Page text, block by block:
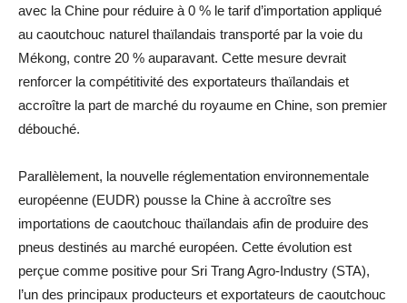
avec la Chine pour réduire à 0 % le tarif d’importation appliqué
au caoutchouc naturel thaïlandais transporté par la voie du
Mékong, contre 20 % auparavant. Cette mesure devrait
renforcer la compétitivité des exportateurs thaïlandais et
accroître la part de marché du royaume en Chine, son premier
débouché.
Parallèlement, la nouvelle réglementation environnementale
européenne (EUDR) pousse la Chine à accroître ses
importations de caoutchouc thaïlandais afin de produire des
pneus destinés au marché européen. Cette évolution est
perçue comme positive pour Sri Trang Agro-Industry (STA),
l’un des principaux producteurs et exportateurs de caoutchouc